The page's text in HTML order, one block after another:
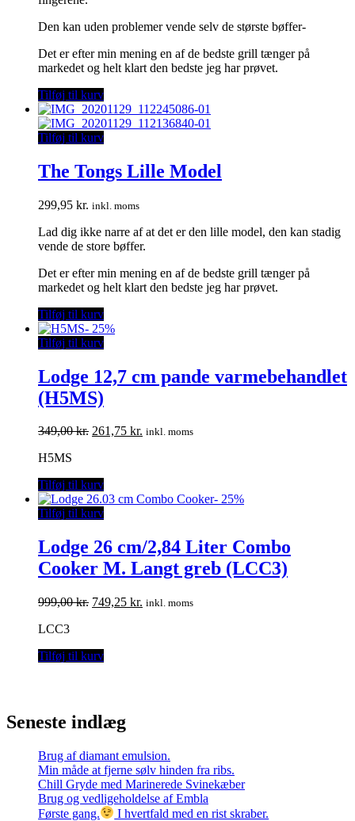
Den kan uden problemer vende selv de største bøffer-
Det er efter min mening en af de bedste grill tænger på
markedet og helt klart den bedste jeg har prøvet.
Tilføj til kurv
Tilføj til kurv
The Tongs Lille Model
299,95 kr. inkl. moms
Lad dig ikke narre af at det er den lille model, den kan stadig
vende de store bøffer.
Det er efter min mening en af de bedste grill tænger på
markedet og helt klart den bedste jeg har prøvet.
Tilføj til kurv
- 25%
Tilføj til kurv
Lodge 12,7 cm pande varmebehandlet
(H5MS)
349,00kr. Den
349,00 kr..
261,75 kr. Den
inkl. moms
H5MS
Tilføj til kurv
- 25%
Tilføj til kurv
Lodge 26 cm/2,84 Liter Combo
Cooker M. Langt greb (LCC3)
999,00kr. Den
999,00 kr..
749,25 kr. Den
inkl. moms
LCC3
Tilføj til kurv
Seneste indlæg
Brug af diamant emulsion.
Min måde at fjerne sølv hinden fra ribs.
Chill Gryde med Marinerede Svinekæber
Brug og vedligeholdelse af Embla
Første gang.
I hvertfald med en rist skraber.